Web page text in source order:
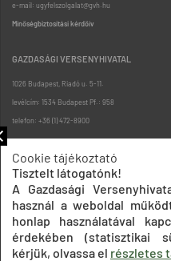
e-mail: ugyfelszolgalat@gvh.hu
Minőségbiztosítási kérdőív
GAZDASÁGI VERSENYHIVATAL
1026 Budapest, Riadó u. 5-11.
levélcím: 1534 Budapest Pf.: 958
telefon: +36 (1) 472-8900
Cookie tájékoztató
Tisztelt látogatónk!
A Gazdasági
használ a weboldal
honlap használatával
érdekében (statisztikai
kérjük, olvassa el részletes